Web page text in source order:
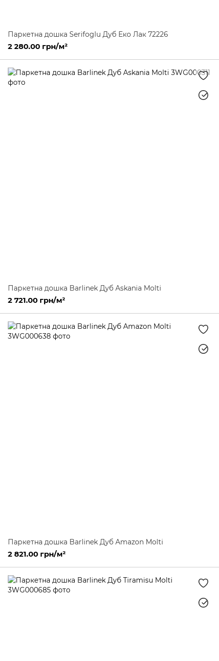
Паркетна дошка Serifoglu Дуб Еко Лак 72226
2 280.00 грн/м²
Паркетна дошка Barlinek Дуб Askania Molti
2 721.00 грн/м²
Паркетна дошка Barlinek Дуб Amazon Molti
2 821.00 грн/м²